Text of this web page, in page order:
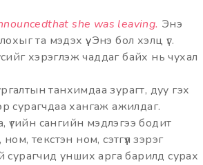
she was ​leaving. Энэ
та мэдэх үү. Энэ бол хэлц үг.
хэрэглэж чаддаг байх нь чухал
танхимдаа зурагт, дуу гэх
сурагчдаа хангаж ажилдаг.
үгийн сангийн мэдлэгээ бодит
текстэн ном, сэтгүүл зэрэг
сурагчид унших арга барилд сурах